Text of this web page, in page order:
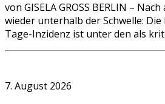
von GISELA GROSS BERLIN –
wieder unterhalb der Schwelle:
Tage-Inzidenz ist unter den als
7. August 2026